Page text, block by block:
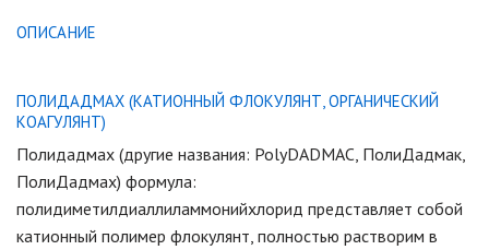
ОПИСАНИЕ
ПОЛИДАДМАХ (КАТИОННЫЙ ФЛОКУЛЯНТ, ОРГАНИЧЕСКИЙ
КОАГУЛЯНТ)
Полидадмах (другие названия: PolyDADMAC, ПолиДадмак,
ПолиДадмах) формула:
полидиметилдиаллиламмонийхлорид представляет собой
катионный полимер флокулянт, полностью растворим в